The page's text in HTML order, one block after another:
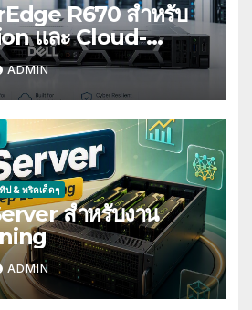
R670 สำหรับ
และ Cloud-
ADMIN
ทิป & ทริคเด็ดๆ
สำหรับงาน
ADMIN